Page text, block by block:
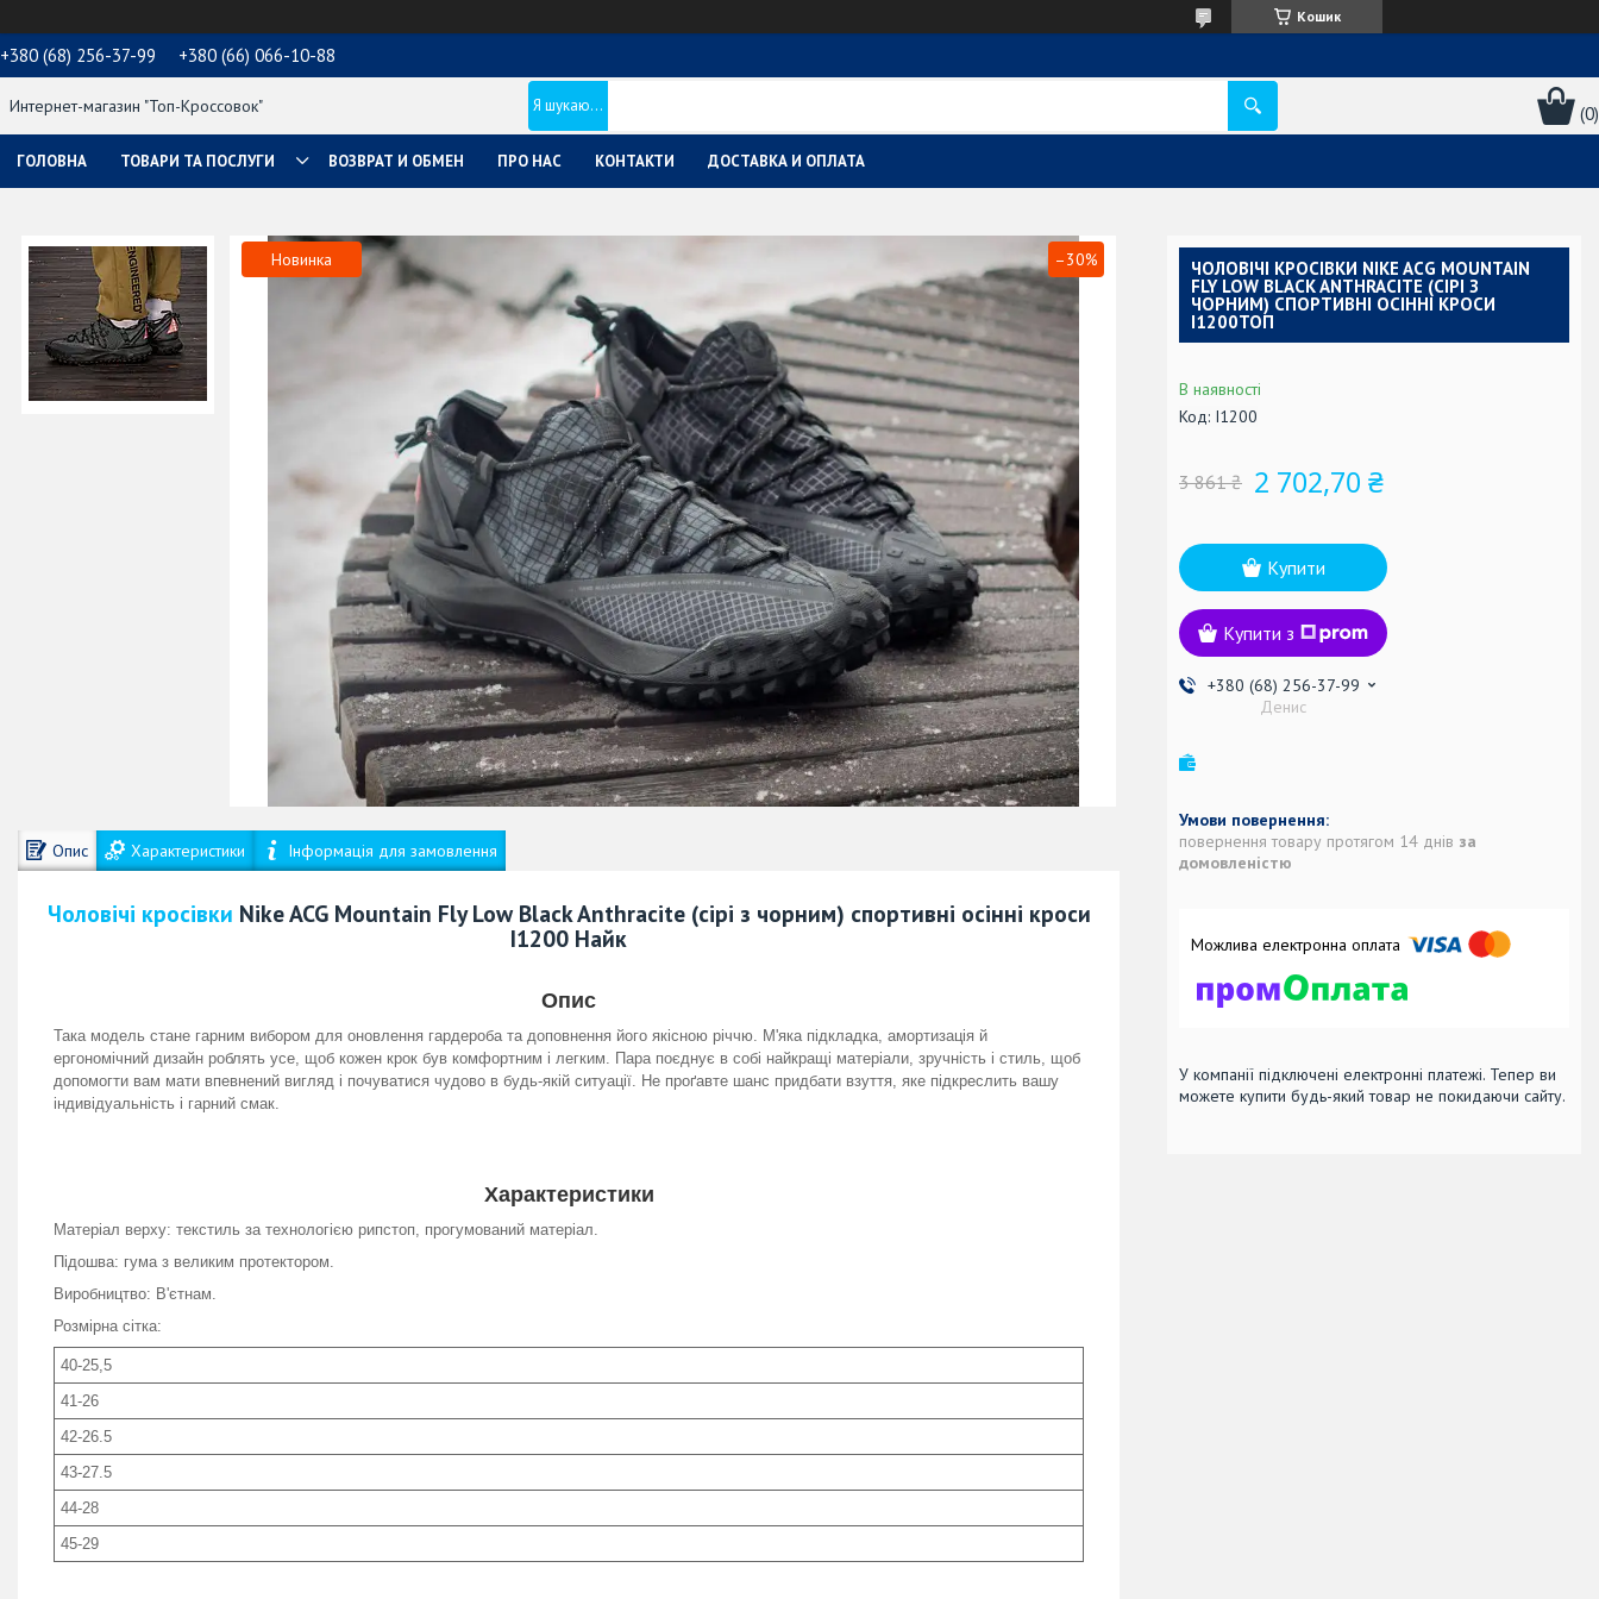
Кошик
+380 (68) 256-37-99 +380 (66) 066-10-88
Интернет-магазин "Топ-Кроссовок"
ГОЛОВНА ТОВАРИ ТА ПОСЛУГИ ВОЗВРАТ И ОБМЕН ПРО НАС КОНТАКТИ ДОСТАВКА И ОПЛАТА
Новинка –30%
Опис Характеристики Інформація для замовлення
Чоловічі кросівки Nike ACG Mountain Fly Low Black Anthracite (сірі з чорним) спортивні осінні кроси
I1200 Найк
Опис
Така модель стане гарним вибором для оновлення гардероба та доповнення його якісною річчю. М'яка підкладка, амортизація й
ергономічний дизайн роблять усе, щоб кожен крок був комфортним і легким. Пара поєднує в собі найкращі матеріали, зручність і стиль, щоб
допомогти вам мати впевнений вигляд і почуватися чудово в будь-якій ситуації. Не проґавте шанс придбати взуття, яке підкреслить вашу
індивідуальність і гарний смак.
Характеристики
Матеріал верху: текстиль за технологією рипстоп, прогумований матеріал.
Підошва: гума з великим протектором.
Виробництво: В'єтнам.
Розмірна сітка:
40-25,5
41-26
42-26.5
43-27.5
44-28
45-29
ЧОЛОВІЧІ КРОСІВКИ NIKE ACG MOUNTAIN
FLY LOW BLACK ANTHRACITE (СІРІ З
ЧОРНИМ) СПОРТИВНІ ОСІННІ КРОСИ
I1200ТОП
В наявності
Код: I1200
3 861 ₴ 2 702,70 ₴
Купити
Купити з
+380 (68) 256-37-99
Денис
повернення товару протягом 14 днів за
домовленістю
У компанії підключені електронні платежі. Тепер ви
можете купити будь-який товар не покидаючи сайту.